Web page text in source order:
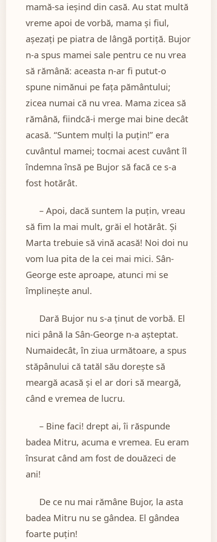
mamă-sa ieșind din casă. Au stat multă
vreme apoi de vorbă, mama și fiul,
așezați pe piatra de lângă portiță. Bujor
n-a spus mamei sale pentru ce nu vrea
să rămână: aceasta n-ar fi putut-o
spune nimănui pe fața pământului;
zicea numai că nu vrea. Mama zicea să
rămână, fiindcă-i merge mai bine decât
acasă. “Suntem mulți la puțin!” era
cuvântul mamei; tocmai acest cuvânt îl
îndemna însă pe Bujor să facă ce s-a
fost hotărât.
– Apoi, dacă suntem la puțin, vreau
să fim la mai mult, grăi el hotărât. Și
Marta trebuie să vină acasă! Noi doi nu
vom lua pita de la cei mai mici. Sân-
George este aproape, atunci mi se
împlinește anul.
Dară Bujor nu s-a ținut de vorbă. El
nici până la Sân-George n-a așteptat.
Numaidecât, în ziua următoare, a spus
stăpânului că tatăl său dorește să
meargă acasă și el ar dori să meargă,
când e vremea de lucru.
– Bine faci! drept ai, îi răspunde
badea Mitru, acuma e vremea. Eu eram
însurat când am fost de douăzeci de
ani!
De ce nu mai rămâne Bujor, la asta
badea Mitru nu se gândea. El gândea
foarte puțin!